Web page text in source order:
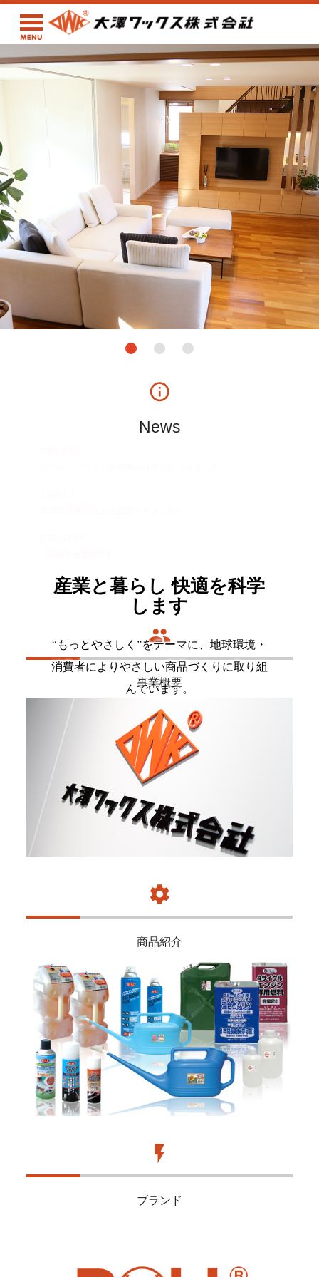
産業と暮らし 快適を科学
します
“もっとやさしく”をテーマに、地球環境・
消費者によりやさしい商品づくりに取り組
んでいます。
info_outline
News
group
事業概要
settings
商品紹介
flash_on
ブランド